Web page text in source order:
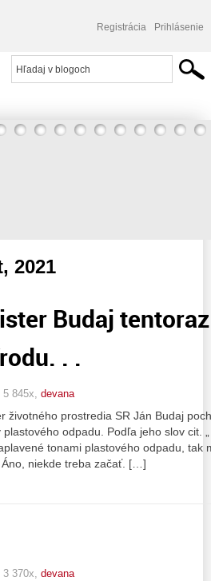
Registrácia Prihlásenie
2021
Budaj
. .
845x, devana
životného prostredia SR Ján Budaj
odpadu. Podľa jeho slov cit.
tonami plastového odpadu, tak
niekde treba začať. […]
3 370x, devana